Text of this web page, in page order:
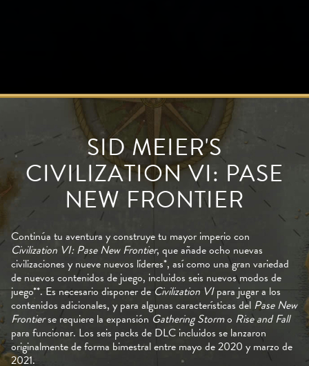
SID MEIER'S
CIVILIZATION VI: PASE
NEW FRONTIER
Continúa tu aventura y construye tu mayor imperio con
Civilization VI: Pase New Frontier, que añade ocho nuevas
civilizaciones y nueve nuevos líderes*, así como una gran variedad
de nuevos contenidos de juego, incluidos seis nuevos modos de
juego**. Es necesario disponer de Civilization VIpara jugar a los
contenidos adicionales, y para algunas características del Pase New
Frontierse requiere la expansión Gathering Stormo Rise and Fall
para funcionar. Los seis packs de DLC incluidos se lanzaron
originalmente de forma bimestral entre mayo de 2020 y marzo de
2021.